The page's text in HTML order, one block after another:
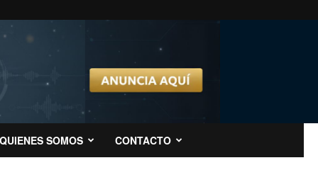
QUIENES SOMOS CONTACTO